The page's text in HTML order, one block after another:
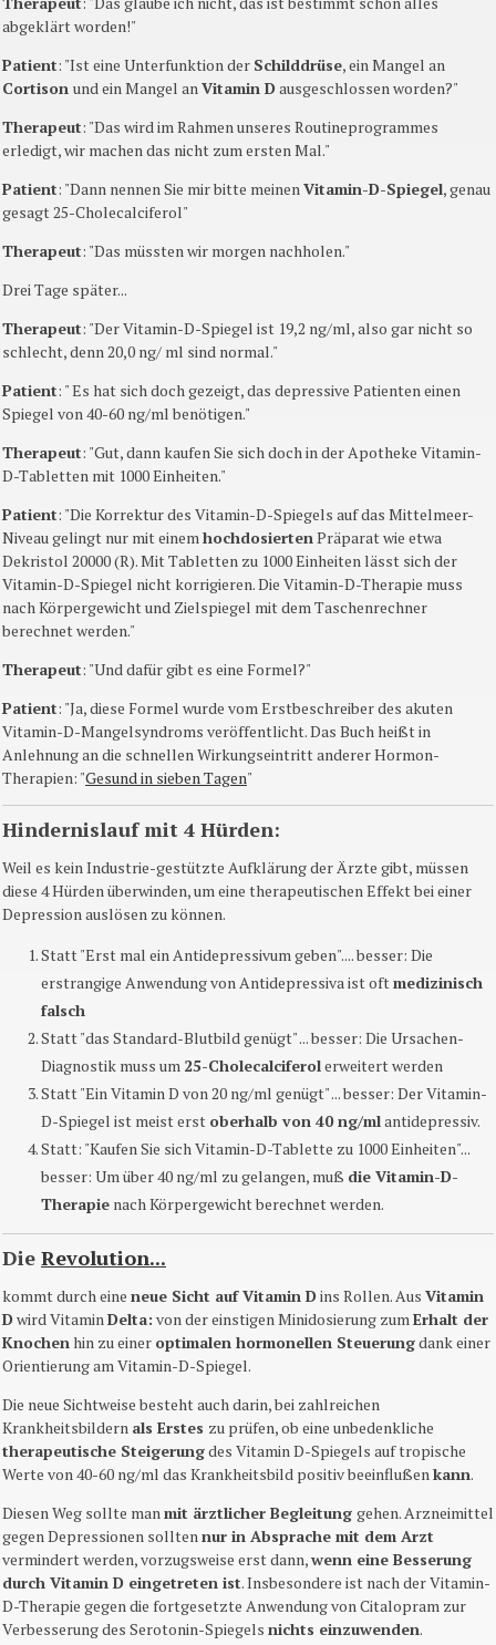
abgeklärt worden!"
Patient: "Ist eine Unterfunktion der Schilddrüse, ein Mangel an
Cortison und ein Mangel anVitamin Dausgeschlossen worden?"
Therapeut: "Das wird im Rahmen unseres Routineprogrammes
erledigt, wir machen das nicht zum ersten Mal."
Patient: "Dann nennen Sie mir bitte meinenVitamin-D-Spiegel, genau
gesagt 25-Cholecalciferol"
Therapeut: "Das müssten wir morgen nachholen."
Drei Tage später...
Therapeut: "Der Vitamin-D-Spiegel ist 19,2 ng/ml, also gar nicht so
schlecht, denn 20,0 ng/ ml sind normal."
Patient: " Es hat sich doch gezeigt, das depressive Patienten einen
Spiegel von 40-60 ng/ml benötigen."
Therapeut: "Gut, dann kaufen Sie sich doch in der Apotheke Vitamin-
D-Tabletten mit 1000 Einheiten."
Patient: "Die Korrektur des Vitamin-D-Spiegels auf das Mittelmeer-
Niveau gelingt nur mit einemhochdosiertenPräparat wie etwa
Dekristol 20000 (R). Mit Tabletten zu 1000 Einheiten lässt sich der
Vitamin-D-Spiegel nicht korrigieren. Die Vitamin-D-Therapie muss
nach Körpergewicht und Zielspiegel mit dem Taschenrechner
berechnet werden."
Therapeut: "Und dafür gibt es eine Formel?"
Patient: "Ja, diese Formel wurde vom Erstbeschreiber des akuten
Vitamin-D-Mangelsyndroms veröffentlicht. Das Buch heißt in
Anlehnung an die schnellen Wirkungseintritt anderer Hormon-
Therapien: "Gesund in sieben Tagen"
Hindernislauf mit 4 Hürden:
Weil es kein Industrie-gestützte Aufklärung der Ärzte gibt, müssen
diese 4 Hürden überwinden, um eine therapeutischen Effekt bei einer
Depression auslösen zu können.
Statt "Erst mal ein Antidepressivum geben".... besser: Die
erstrangige Anwendung von Antidepressiva ist oftmedizinisch
falsch
Statt "das Standard-Blutbild genügt" ... besser: Die Ursachen-
Diagnostik muss um 25-Cholecalciferolerweitert werden
Statt "Ein Vitamin D von 20 ng/ml genügt" ... besser: Der Vitamin-
D-Spiegel ist meist erst oberhalb von 40 ng/mlantidepressiv.
Statt: "Kaufen Sie sich Vitamin-D-Tablette zu 1000 Einheiten"...
besser: Um über 40 ng/ml zu gelangen, muß die Vitamin-D-
Therapie nach Körpergewicht berechnet werden.
Die Revolution...
kommt durch eine neue Sicht auf Vitamin Dins Rollen. Aus Vitamin
Dwird VitaminDelta: von der einstigen Minidosierung zumErhalt der
Knochen hin zu einer optimalen hormonellen Steuerungdank einer
Orientierung am Vitamin-D-Spiegel.
Die neue Sichtweise besteht auch darin, bei zahlreichen
Krankheitsbildern als Erstes zu prüfen, ob eine unbedenkliche
therapeutische Steigerungdes Vitamin D-Spiegels auf tropische
Werte von 40-60 ng/ml das Krankheitsbild positiv beeinflußenkann.
Diesen Weg sollte manmit ärztlicher Begleitung gehen. Arzneimittel
gegen Depressionen solltennur in Absprache mit dem Arzt
vermindert werden, vorzugsweise erst dann,wenn eine Besserung
durch Vitamin D eingetreten ist. Insbesondere ist nach der Vitamin-
D-Therapie gegen die fortgesetzte Anwendung von Citalopram zur
Verbesserung des Serotonin-Spiegels nichts einzuwenden.